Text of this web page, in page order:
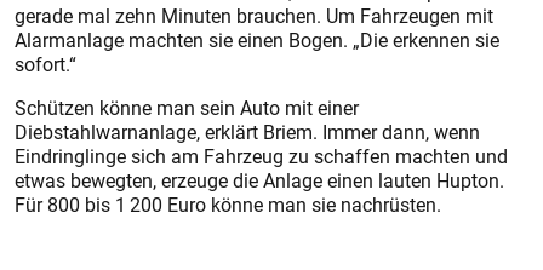
gerade mal zehn Minuten brauchen. Um Fahrzeugen mit
Alarmanlage machten sie einen Bogen. „Die erkennen sie
sofort.“
Schützen könne man sein Auto mit einer
Diebstahlwarnanlage, erklärt Briem. Immer dann, wenn
Eindringlinge sich am Fahrzeug zu schaffen machten und
etwas bewegten, erzeuge die Anlage einen lauten Hupton.
Für 800 bis 1 200 Euro könne man sie nachrüsten.